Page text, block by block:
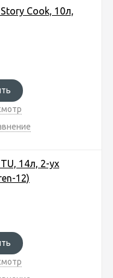
Cook, 10л,
14л, 2-ух
12)